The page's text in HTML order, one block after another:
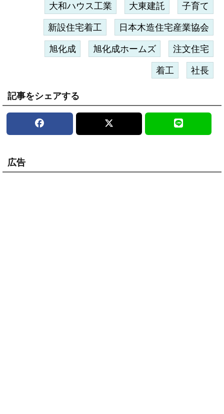
大和ハウス工業 大東建託 子育て
新設住宅着工 日本木造住宅産業協会
旭化成 旭化成ホームズ 注文住宅
着工 社長
記事をシェアする
広告